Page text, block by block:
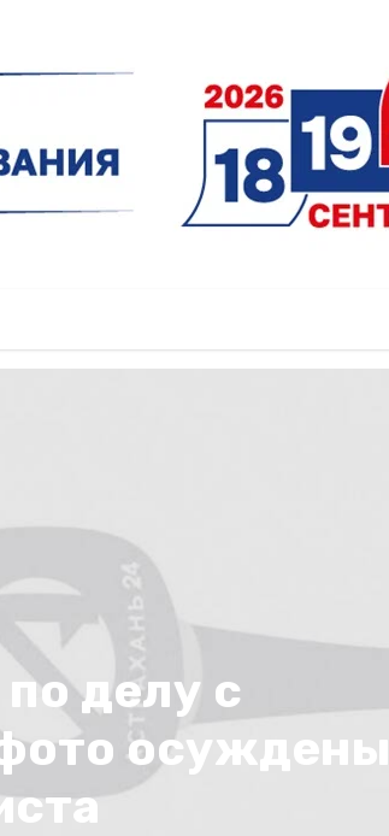
делу с
осуждены